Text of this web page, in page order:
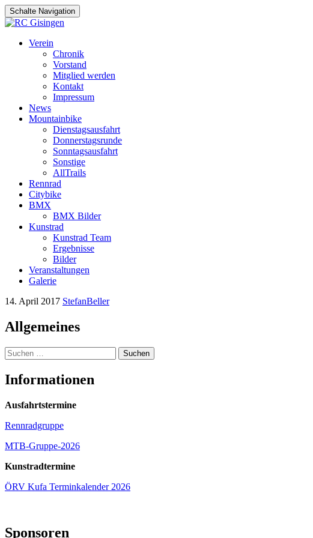
Schalte Navigation
Zum
Verein
Chronik
Vorstand
Mitglied werden
Kontakt
Impressum
News
Mountainbike
Dienstagsausfahrt
Donnerstagsrunde
Sonntagsausfahrt
Sonstige
AllTrails
Rennrad
Citybike
BMX
BMX Bilder
Kunstrad
Kunstrad Team
Ergebnisse
Bilder
Veranstaltungen
Galerie
14. April 2017 StefanBeller
Allgemeines
Suchen
nach:
Informationen
Ausfahrtstermine
Rennradgruppe
MTB-Gruppe-2026
Kunstradtermine
ÖRV Kufa Terminkalender 2026
Sponsoren